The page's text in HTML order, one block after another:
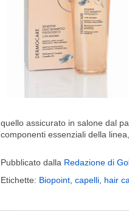
quello assicurato in salone dal
componenti essenziali della
Pubblicato dalla Redazione di
Etichette: Biopoint capelli hair